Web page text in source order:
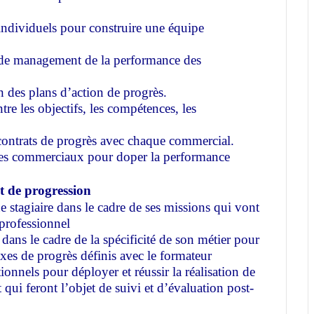
pour construire une équipe
management de la performance des
plans d’action de progrès.
les objectifs, les compétences, les
de progrès avec chaque commercial.
commerciaux pour doper la performance
de progression
dans le cadre de ses missions qui vont
le cadre de la spécificité de son métier pour
de progrès définis avec le formateur
pour déployer et réussir la réalisation de
feront l’objet de suivi et d’évaluation post-